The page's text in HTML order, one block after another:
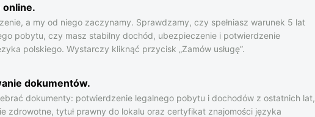
online.
a my od niego zaczynamy. Sprawdzamy, czy spełniasz warunek 5 lat
pobytu, czy masz stabilny dochód, ubezpieczenie i potwierdzenie
polskiego. Wystarczy kliknąć przycisk „Zamów usługę”.
dokumentów.
dokumenty: potwierdzenie legalnego pobytu i dochodów z ostatnich lat,
zdrowotne, tytuł prawny do lokalu oraz certyfikat znajomości języka